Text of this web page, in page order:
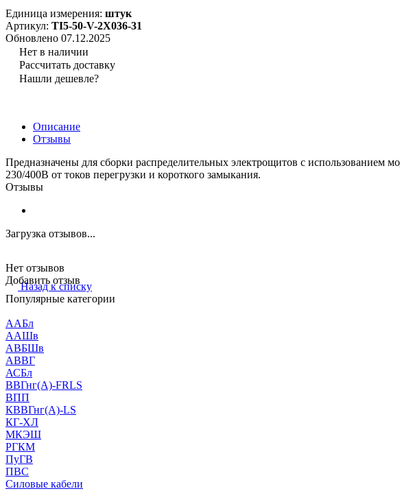
Единица измерения: штук
Артикул: TI5-50-V-2X036-31
Обновлено 07.12.2025
Нет в наличии
Рассчитать доставку
Нашли дешевле?
Описание
Отзывы
Предназначены для сборки распределительных электрощитов с использованием
230/400В от токов перегрузки и короткого замыкания.
Отзывы
Загрузка отзывов...
Нет отзывов
Добавить отзыв
Назад к списку
Популярные категории
ААБл
ААШв
АВБШв
АВВГ
АСБл
ВВГнг(А)-FRLS
ВПП
КВВГнг(А)-LS
КГ-ХЛ
МКЭШ
РГКМ
ПуГВ
ПВС
Силовые кабели